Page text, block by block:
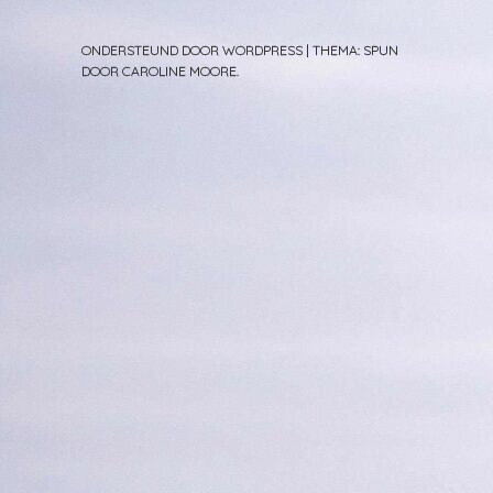
ONDERSTEUND DOOR WORDPRESS | THEMA: SPUN
DOOR CAROLINE MOORE